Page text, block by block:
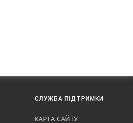
СЛУЖБА ПІДТРИМКИ
КАРТА САЙТУ